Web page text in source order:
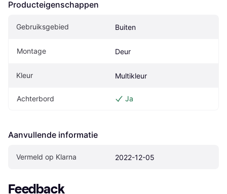
Producteigenschappen
Gebruiksgebied Buiten
Montage Deur
Kleur Multikleur
Achterbord Ja
Aanvullende informatie
Vermeld op Klarna 2022-12-05
Feedback